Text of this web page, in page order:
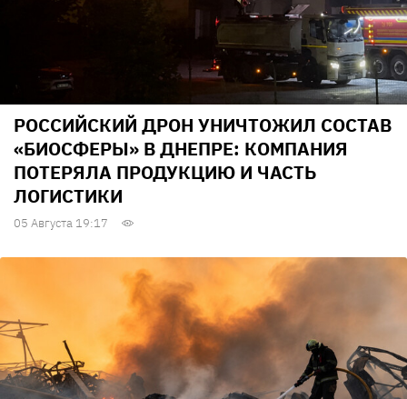
РОССИЙСКИЙ ДРОН УНИЧТОЖИЛ СОСТАВ
«БИОСФЕРЫ» В ДНЕПРЕ: КОМПАНИЯ
ПОТЕРЯЛА ПРОДУКЦИЮ И ЧАСТЬ
ЛОГИСТИКИ
05 Августа 19:17